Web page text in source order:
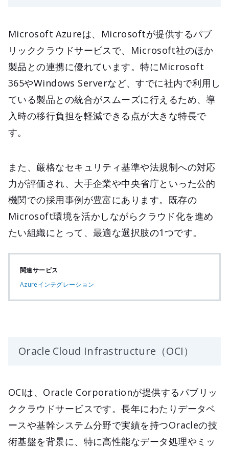
Microsoft Azureは、Microsoftが提供するパブ
リッククラウドサービスで、Microsoft社のほか
製品との連携に優れています。特にMicrosoft
365やWindows Serverなど、すでに社内で利用し
ている製品との統合がスムーズに行えるため、導
入時の移行負担を軽減できる点が大きな特長で
す。
また、厳格なセキュリティ基準や法規制への対応
力が評価され、大手企業や中央省庁といった公的
機関での採用事例が豊富にあります。既存の
Microsoft環境を活かしながらクラウド化を進め
たい組織にとって、最適な選択肢の1つです。
関連サービス
Azureインテグレーション
Oracle Cloud Infrastructure（OCI）
OCIは、Oracle Corporationが提供するパブリッ
ククラウドサービスです。長年にわたりデータベ
ースや基幹システム分野で実績を持つOracleの技
術基盤を背景に、特に高性能なデータ処理やミッ